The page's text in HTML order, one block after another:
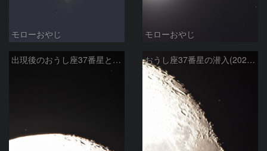
モローおやじ モローおやじ
出現後のおうし座37番星と39番星(2023/01/03) おうし座37番星の潜入(2023/01/03)